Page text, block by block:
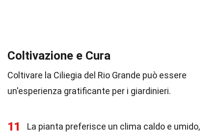
Coltivazione e Cura
Coltivare la Ciliegia del Rio Grande può essere
un'esperienza gratificante per i giardinieri.
11
La pianta preferisce un clima caldo e umido,